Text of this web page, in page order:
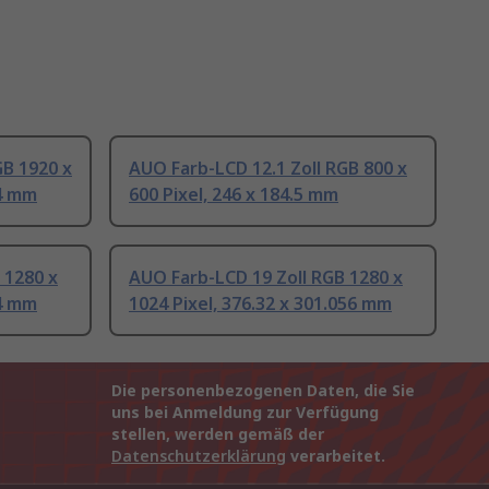
1920 x
mm
AUO Farb-LCD 12.1 Zoll RGB 800 x
600 Pixel, 246 x 184.5 mm
1280 x
mm
AUO Farb-LCD 19 Zoll RGB 1280 x
1024 Pixel, 376.32 x 301.056 mm
Die personenbezogenen Daten, die Sie
uns bei Anmeldung zur Verfügung
stellen, werden gemäß der
Datenschutzerklärung verarbeitet.